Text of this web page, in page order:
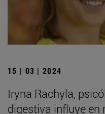
15 | 03 | 2024
Iryna Rachyla,
digestiva influye en